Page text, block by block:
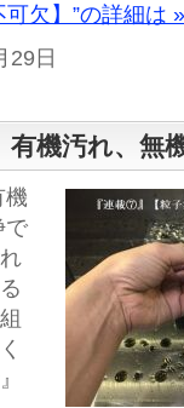
欠】”の詳細は »
29日
有機汚れ、無
機
で